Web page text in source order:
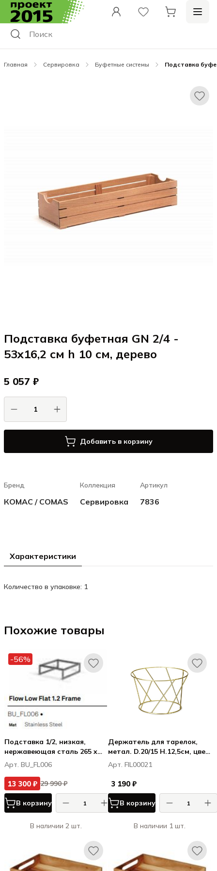
Главная Сервировка Буфетные системы Подставка
Подставка буфетная GN 2/4 -
53x16,2 см h 10 см, дерево
5 057 ₽
Добавить в корзину
Бренд
КОМАС / COMAS
Коллекция
Сервировка
Артикул
7836
Характеристики
Количество в упаковке: 1
Похожие товары
-56%
Подставка 1/2, низкая,
нержавеющая сталь 265 x
325 x 99.5 mm
Арт. BU_FL006
13 300 ₽ 29 990 ₽
В корзину
В наличии 2 шт.
Держатель для тарелок,
метал. D.20/15 H.12,5см, цвет
золото
Арт. FIL00021
3 190 ₽
В корзину
В наличии 1 шт.